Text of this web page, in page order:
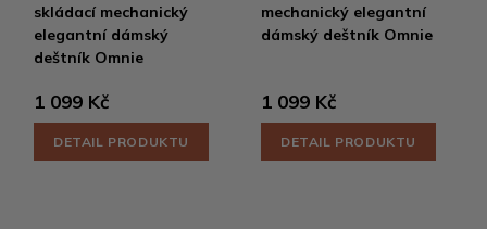
skládací mechanický
elegantní dámský
deštník Omnie
1 099 Kč
DETAIL PRODUKTU
mechanický elegantní
dámský deštník Omnie
1 099 Kč
DETAIL PRODUKTU